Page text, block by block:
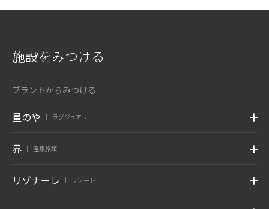
施設をみつける
ブランドからみつける
星のや ラグジュアリー
界 温泉旅館
リゾナーレ リゾート